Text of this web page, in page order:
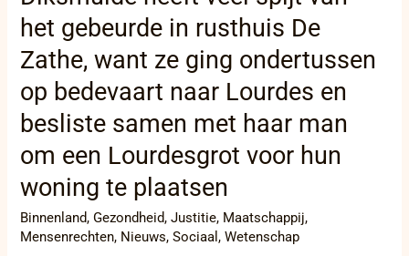
het gebeurde in rusthuis De
Zathe, want ze ging ondertussen
op bedevaart naar Lourdes en
besliste samen met haar man
om een Lourdesgrot voor hun
woning te plaatsen
Binnenland,Gezondheid,Justitie, Maatschappij,
Mensenrechten, Nieuws,Sociaal,Wetenschap
ondertussen
op
bedevaart
Lourdes
en
besliste
samen
haar
man
om
een